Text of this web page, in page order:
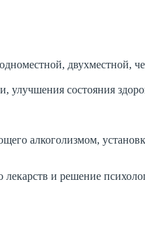
двухместной,
состояния
алкоголизмом,
и решение